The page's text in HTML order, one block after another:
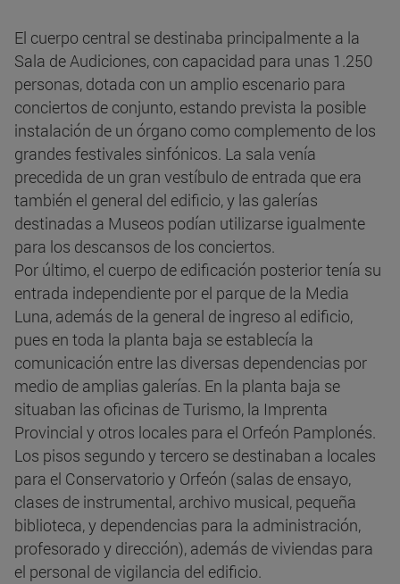
El cuerpo central se destinaba principalmente a la
Sala de Audiciones, con capacidad para unas 1.250
personas, dotada con un amplio escenario para
conciertos de conjunto, estando prevista la posible
instalación de un órgano como complemento de los
grandes festivales sinfónicos. La sala venía
precedida de un gran vestíbulo de entrada que era
también el general del edificio, y las galerías
destinadas a Museos podían utilizarse igualmente
para los descansos de los conciertos.
Por último, el cuerpo de edificación posterior tenía su
entrada independiente por el parque de la Media
Luna, además de la general de ingreso al edificio,
pues en toda la planta baja se establecía la
comunicación entre las diversas dependencias por
medio de amplias galerías. En la planta baja se
situaban las oficinas de Turismo, la Imprenta
Provincial y otros locales para el Orfeón Pamplonés.
Los pisos segundo y tercero se destinaban a locales
para el Conservatorio y Orfeón (salas de ensayo,
clases de instrumental, archivo musical, pequeña
biblioteca, y dependencias para la administración,
profesorado y dirección), además de viviendas para
el personal de vigilancia del edificio.